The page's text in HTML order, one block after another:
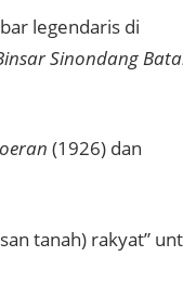
legendaris di
Sinondang
(1926) dan
tanah) rakyat”